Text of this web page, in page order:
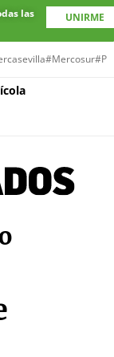
las
UNIRME
#Mercosur